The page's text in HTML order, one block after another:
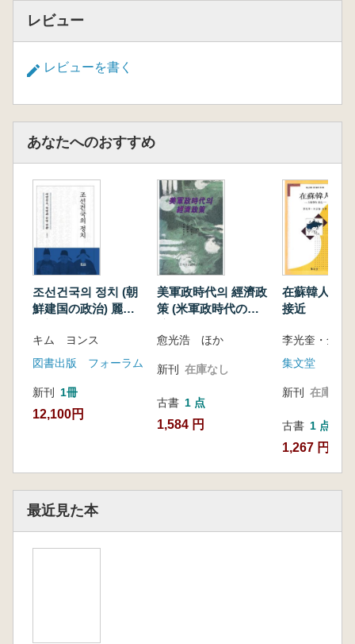
レビュー
レビューを書く
あなたへのおすすめ
조선건국의 정치 (朝
鮮建国の政治) 麗末
換
キム ヨンス
図書出版 フォーラム
新刊 1冊
12,100円
美軍政時代의 經濟政
策 (米軍政時代の経
愈光浩 ほか
新刊 在庫なし
古書 1 点
1,584 円
在蘇韓人 人
接近
李光奎・全京
集文堂
新刊 在庫なし
古書 1 点
1,267 円
最近見た本